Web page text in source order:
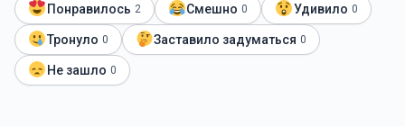
Понравилось 2 Смешно 0 Удивило 0
Тронуло 0 Заставило задуматься 0
Не зашло 0